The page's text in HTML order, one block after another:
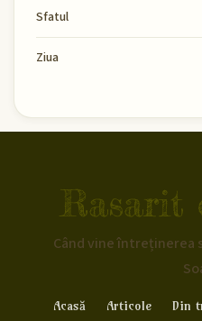
Sfatul
Ziua
Rasarit
Când vine întreținerea
Acasă Articole Din